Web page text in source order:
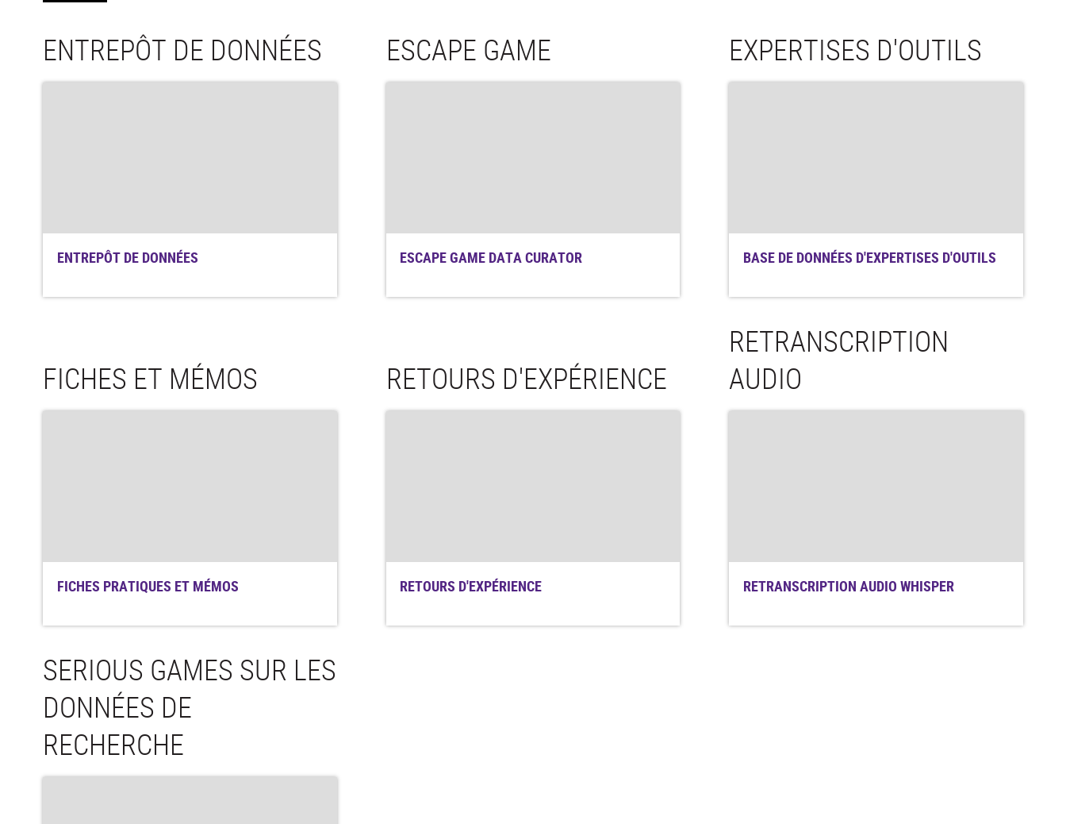
ENTREPÔT DE DONNÉES
ENTREPÔT DE DONNÉES
ESCAPE GAME
ESCAPE GAME DATA CURATOR
EXPERTISES D'OUTILS
BASE DE DONNÉES D'EXPERTISES D'OUTILS
FICHES ET MÉMOS
FICHES PRATIQUES ET MÉMOS
RETOURS D'EXPÉRIENCE
RETOURS D'EXPÉRIENCE
RETRANSCRIPTION
AUDIO
RETRANSCRIPTION AUDIO WHISPER
SERIOUS GAMES SUR LES
DONNÉES DE
RECHERCHE